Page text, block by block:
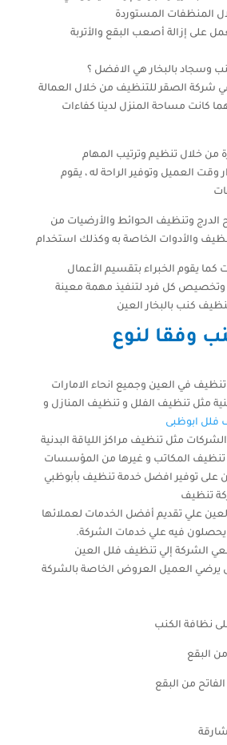
المنظفات المستوردة
على إزالة أصعب البقع والأتربة
وسجاد بالبخار هي الافضل ؟
شركة الصقر للتنظيف من خلال العمالة
كانت مساحة المنزل لدينا كفاءات
من خلال تنظيم وترتيب المهام
العميل وتوفير الراحة له ، يقوم
وتنظيف الحوائط والأرضيات من
والأدوات الخاصة به وكذلك استخدام
كما يقوم الخبراء بتقسيم الأعمال
وتخصيص كل فرد لتنفيذ مهمة معينة
كنب بالبخار العين
وفقا لنوع
تنظيف في العين وجميع انحاء الامارات
مثل تنظيف الفلل و تنظيف المنازل و
فلل ابوظبى
مثل تنظيف مراكز اللياقة البدنية
تنظيف المكاتب و غيرها من المؤسسات
على توفير افضل خدمة تنظيف بأبوظبي
تنظيف
علي تقديم أفضل الخدمات لعملائها
يحصلون فيه علي خدمات الشركة.
الشركة إلي تنظيف فلل العين
يرضي العميل العروض الخاصة بالشركة
نظافة الكنب
البقع
من البقع